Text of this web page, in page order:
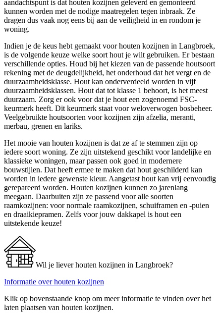
aandachtspunt is dat houten kozijnen geleverd en gemonteerd
kunnen worden met de nodige maatregelen tegen inbraak. Ze
dragen dus vaak nog eens bij aan de veiligheid in en rondom je
woning.
Indien je de keus hebt gemaakt voor houten kozijnen in Langbroek,
is de volgende keuze welke soort hout je wilt gebruiken. Er bestaan
verschillende opties. Houd bij het kiezen van de passende houtsoort
rekening met de deugdelijkheid, het onderhoud dat het vergt en de
duurzaamheidsklasse. Hout kan onderverdeeld worden in vijf
duurzaamheidsklassen. Hout dat tot klasse 1 behoort, is het meest
duurzaam. Zorg er ook voor dat je hout een zogenoemd FSC-
keurmerk heeft. Dit keurmerk staat voor weloverwogen bosbeheer.
Veelgebruikte houtsoorten voor kozijnen zijn afzelia, meranti,
merbau, grenen en lariks.
Het mooie van houten kozijnen is dat ze af te stemmen zijn op
iedere soort woning. Ze zijn uitstekend geschikt voor landelijke en
klassieke woningen, maar passen ook goed in modernere
bouwstijlen. Dat heeft ermee te maken dat hout geschilderd kan
worden in iedere gewenste kleur. Aangetast hout kan vrij eenvoudig
gerepareerd worden. Houten kozijnen kunnen zo jarenlang
meegaan. Daarbuiten zijn ze passend voor alle soorten
raamkozijnen: voor normale raamkozijnen, schuiframen en -puien
en draaikiepramen. Zelfs voor jouw dakkapel is hout een
uitstekende keuze!
Wil je liever houten kozijnen in Langbroek?
Informatie over houten kozijnen
Klik op bovenstaande knop om meer informatie te vinden over het
laten plaatsen van houten kozijnen.